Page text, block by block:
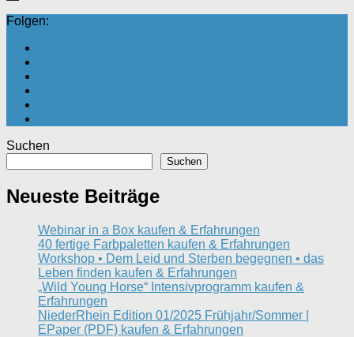
Folgen:
Suchen
Suchen
Neueste Beiträge
Webinar in a Box kaufen & Erfahrungen
40 fertige Farbpaletten kaufen & Erfahrungen
Workshop • Dem Leid und Sterben begegnen • das
Leben finden kaufen & Erfahrungen
„Wild Young Horse“ Intensivprogramm kaufen &
Erfahrungen
NiederRhein Edition 01/2025 Frühjahr/Sommer |
EPaper (PDF) kaufen & Erfahrungen